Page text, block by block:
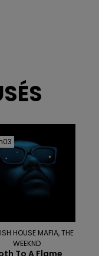
HOUSE MAFIA, THE
WEEKND
To A Flame